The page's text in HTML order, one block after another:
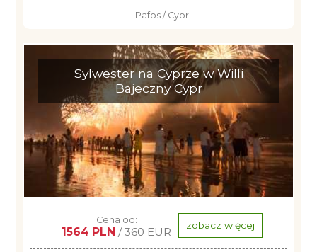
Pafos / Cypr
Sylwester na Cyprze w Willi
Bajeczny Cypr
Cena od:
1564 PLN / 360 EUR zobacz więcej